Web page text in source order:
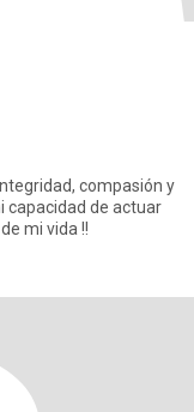
compasión y
capacidad de actuar
de manera responsable en todas las áreas de mi vida !!